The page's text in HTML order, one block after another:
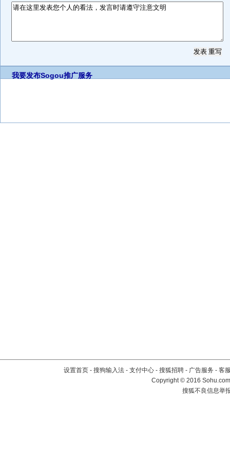
我要发布Sogou推广服务
设置首页 - 搜狗输入法 - 支付中心 - 搜狐招聘 - 广告服务 - 客
Copyright©2016
搜狐不良信息举